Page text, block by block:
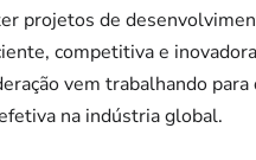
projetos de
competitiva e
vem trabalhando
na indústria global.